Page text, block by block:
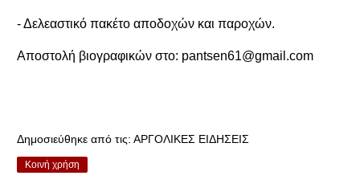
- Δελεαστικό πακέτο αποδοχών και παροχών.
Αποστολή βιογραφικών στο: pantsen61@gmail.com
Δημοσιεύθηκε από τις: ΑΡΓΟΛΙΚΕΣ ΕΙΔΗΣΕΙΣ
Κοινή χρήση